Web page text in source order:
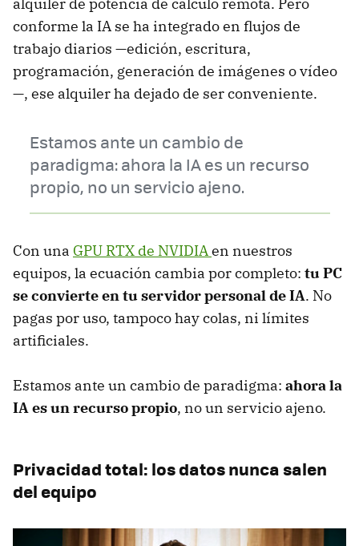
conforme la IA se ha integrado en flujos de
trabajo diarios —edición, escritura,
programación, generación de imágenes o vídeo
—, ese alquiler ha dejado de ser conveniente.
Estamos ante un cambio de
paradigma: ahora la IA es un recurso
propio, no un servicio ajeno.
Con una GPU RTX de NVIDIAen nuestros
equipos, la ecuación cambia por completo: tu PC
se convierte en tu servidor personal de IA. No
pagas por uso, tampoco hay colas, ni límites
artificiales.
Estamos ante un cambio de paradigma: ahora la
IA es un recurso propio, no un servicio ajeno.
Privacidad total: los datos nunca salen
del equipo